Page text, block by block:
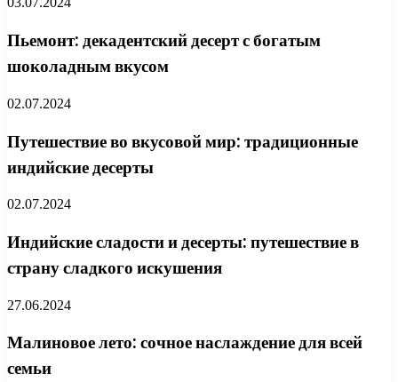
Пьемонт: декадентский десерт с богатым
шоколадным вкусом
02.07.2024
Путешествие во вкусовой мир: традиционные
индийские десерты
02.07.2024
Индийские сладости и десерты: путешествие в
страну сладкого искушения
27.06.2024
Малиновое лето: сочное наслаждение для всей
семьи